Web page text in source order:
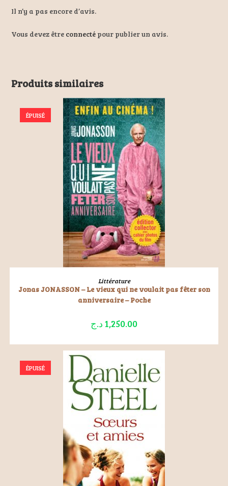
Il n’y a pas encore d’avis.
Vous devez être connecté pour publier un avis.
Produits similaires
ÉPUISÉ
LIRE LA SUITE
Littérature
Jonas JONASSON – Le vieux qui ne voulait pas fêter son
anniversaire – Poche
1,250.00 د.ج
ÉPUISÉ